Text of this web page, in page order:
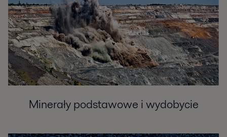
Minerały podstawowe i wydobycie